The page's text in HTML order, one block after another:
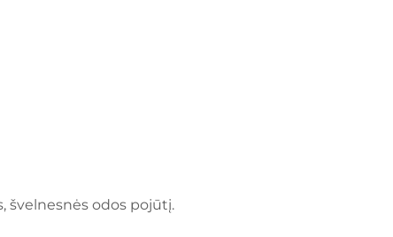
švelnesnės odos pojūtį.